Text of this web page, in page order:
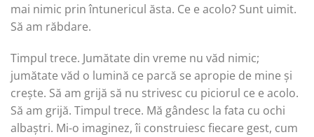
mai nimic prin întunericul ăsta. Ce e acolo? Sunt uimit.
Să am răbdare.
Timpul trece. Jumătate din vreme nu văd nimic;
jumătate văd o lumină ce parcă se apropie de mine și
crește. Să am grijă să nu strivesc cu piciorul ce e acolo.
Să am grijă. Timpul trece. Mă gândesc la fata cu ochi
albaștri. Mi-o imaginez, îi construiesc fiecare gest, cum